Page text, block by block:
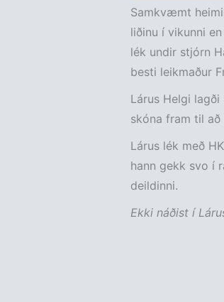
Samkvæmt
liðinu í vikunni
lék undir stjórn
besti leikmaður
Lárus Helgi
skóna fram til
Lárus lék með
hann gekk svo í
deildinni.
Ekki náðist í